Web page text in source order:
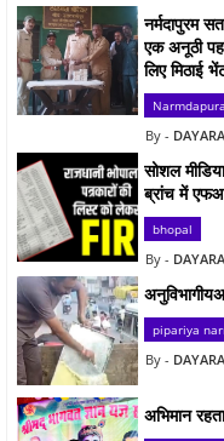
नर्मदापुरम
एक अनूठी
लिए मिठाई
सोशल
ब्रांच में
bhopal
pipariya
अभिमान